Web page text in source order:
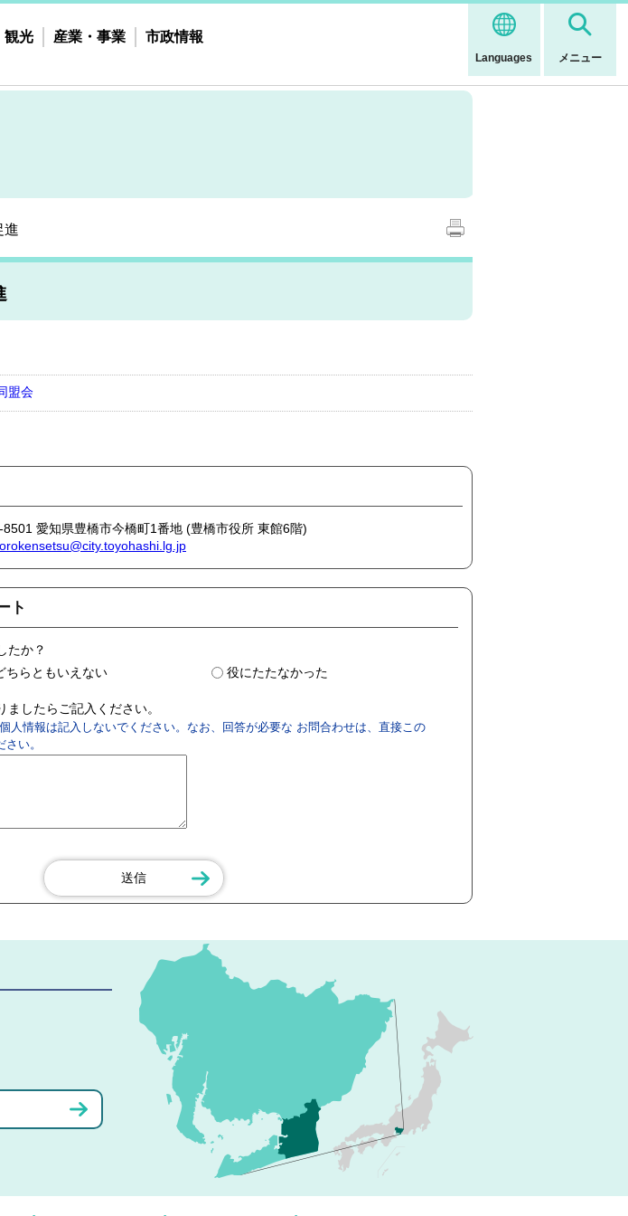
Languages メニュー
観光 産業・事業 市政情報
進
盟会
愛知県豊橋市今橋町1番地 (豊橋市役所 東館6階)
ト
たか？
ちらともいえない 役にたたなかった
ましたらご記入ください。
人情報は記入しないでください。なお、回答が必要な お問合わせは、直接この
い。